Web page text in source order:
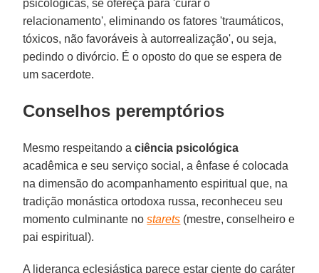
psicológicas, se ofereça para 'curar o
relacionamento', eliminando os fatores 'traumáticos,
tóxicos, não favoráveis à autorrealização', ou seja,
pedindo o divórcio. É o oposto do que se espera de
um sacerdote.
Conselhos peremptórios
Mesmo respeitando aciência psicológica
acadêmica e seu serviço social, a ênfase é colocada
na dimensão do acompanhamento espiritual que, na
tradição monástica ortodoxa russa, reconheceu seu
momento culminante nostarets (mestre, conselheiro e
pai espiritual).
A liderança eclesiástica parece estar ciente do caráter